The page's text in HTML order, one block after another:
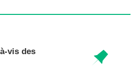
vis des